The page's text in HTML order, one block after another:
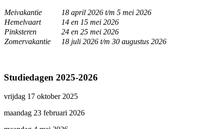
Meivakantie
18 april 2026 t/m 5 mei 2026
Hemelvaart
14 en 15 mei 2026
Pinksteren
24 en 25 mei 2026
Zomervakantie
18 juli 2026 t/m 30 augustus 2026
Studiedagen 2025-2026
vrijdag 17 oktober 2025
maandag 23 februari 2026